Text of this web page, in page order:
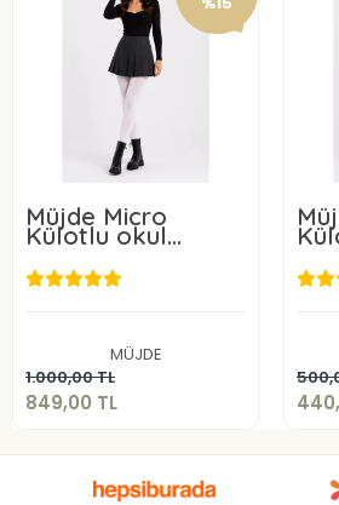
Müjde Micro
Külotlu okul
çorabı 50 Denye 6
ADET
MÜJDE
1.000,00 TL
849,00 TL
Sepete Ekle